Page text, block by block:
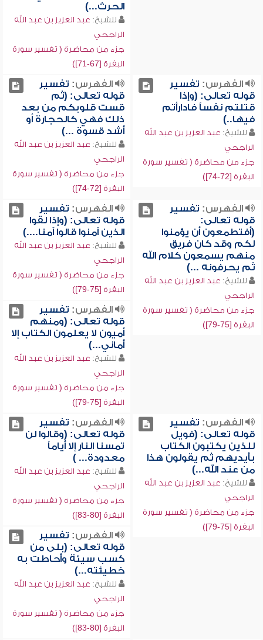
الحرث...)
للشيخ: عبد العزيز بن عبد الله
الراجحي
جزء من محاضرة ( تفسير سورة
البقرة [67-71])
الفهرس: تفسير
قوله تعالى: (وإذا
قتلتم نفساً فادارأتم
فيها..)
للشيخ: عبد العزيز بن عبد الله
الراجحي
جزء من محاضرة ( تفسير سورة
البقرة [72-74])
الفهرس: تفسير
قوله تعالى: (ثم
قست قلوبكم من بعد
ذلك فهي كالحجارة أو
أشد قسوة ...)
للشيخ: عبد العزيز بن عبد الله
الراجحي
جزء من محاضرة ( تفسير سورة
البقرة [72-74])
الفهرس: تفسير
قوله تعالى:
(أفتطمعون أن يؤمنوا
لكم وقد كان فريق
منهم يسمعون كلام الله
ثم يحرفونه ...)
للشيخ: عبد العزيز بن عبد الله
الراجحي
جزء من محاضرة ( تفسير سورة
البقرة [75-79])
الفهرس: تفسير
قوله تعالى: (وإذا لقوا
الذين آمنوا قالوا آمنا....)
للشيخ: عبد العزيز بن عبد الله
الراجحي
جزء من محاضرة ( تفسير سورة
البقرة [75-79])
الفهرس: تفسير
قوله تعالى: (ومنهم
أميون لا يعلمون الكتاب إلا
أماني...)
للشيخ: عبد العزيز بن عبد الله
الراجحي
جزء من محاضرة ( تفسير سورة
البقرة [75-79])
الفهرس: تفسير
قوله تعالى: (فويل
للذين يكتبون الكتاب
بأيديهم ثم يقولون هذا
من عند الله...)
للشيخ: عبد العزيز بن عبد الله
الراجحي
جزء من محاضرة ( تفسير سورة
البقرة [75-79])
الفهرس: تفسير
قوله تعالى: (وقالوا لن
تمسنا النار إلا أياماً
معدودة... )
للشيخ: عبد العزيز بن عبد الله
الراجحي
جزء من محاضرة ( تفسير سورة
البقرة [80-83])
الفهرس: تفسير
قوله تعالى: (بلى من
كسب سيئة وأحاطت به
خطيئته...)
للشيخ: عبد العزيز بن عبد الله
الراجحي
جزء من محاضرة ( تفسير سورة
البقرة [80-83])